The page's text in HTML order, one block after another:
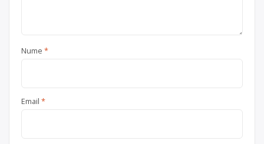
Nume *
Email *